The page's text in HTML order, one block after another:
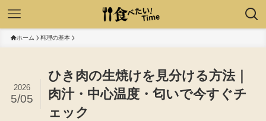
ホーム 料理の基本
ひき肉の生焼けを見分ける方法｜
肉汁・中心温度・匂いで今すぐチ
ェック
2026
5/05